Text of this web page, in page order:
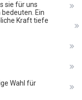
sie für uns
Ein
Kraft tiefe
Wahl für